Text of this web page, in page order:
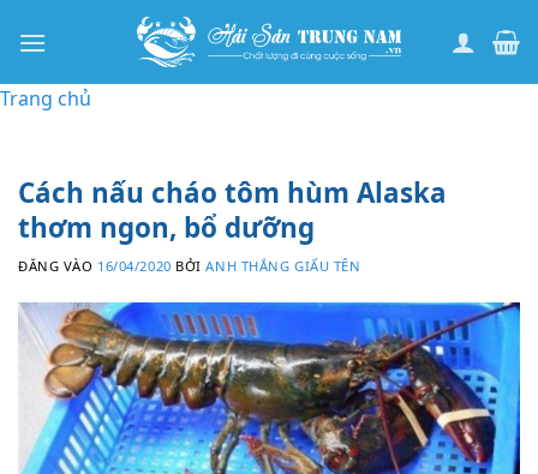
qua
dung
Trang chủ
Cách nấu cháo tôm hùm Alaska
thơm ngon, bổ dưỡng
ĐĂNG VÀO 16/04/2020 BỞIANH THẮNG GIẤU TÊN